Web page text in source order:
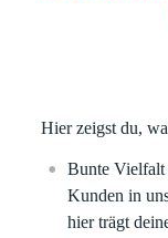
Hier zeigst du,
Bunte Vielfalt
Kunden in
hier trägt